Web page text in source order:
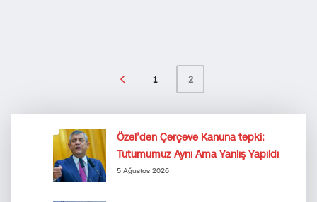
1 2
Özel’den Çerçeve Kanuna tepki:
Tutumumuz Aynı Ama Yanlış Yapıldı
5 Ağustos 2026